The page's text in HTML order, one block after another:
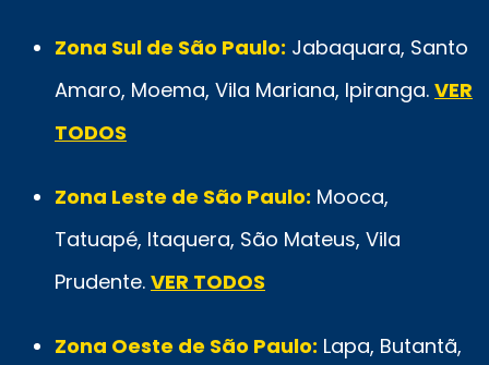
Zona Sul de São Paulo: Jabaquara, Santo
Amaro, Moema, Vila Mariana, Ipiranga. VER
TODOS
Zona Leste de São Paulo: Mooca,
Tatuapé, Itaquera, São Mateus, Vila
Prudente. VER TODOS
Zona Oeste de São Paulo: Lapa, Butantã,